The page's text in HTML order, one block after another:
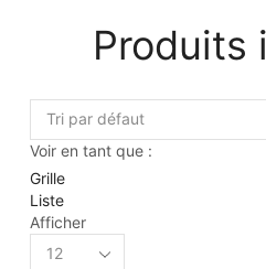
Produits
Voir en tant que :
Grille
Liste
Afficher